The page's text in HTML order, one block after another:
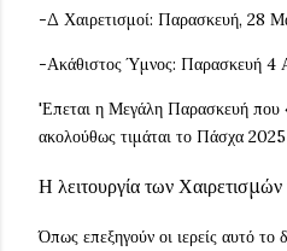
-Δ Χαιρετισμοί: Παρασκευή, 28
-Ακάθιστος Ύμνος: Παρασκευή 4
'Επεται η Μεγάλη Παρασκευή που
ακολούθως τιμάται το Πάσχα
Η λειτουργία των
Όπως επεξηγούν οι ιερείς αυτό το